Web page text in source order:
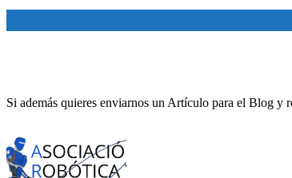
Si además quieres enviarnos un Artículo para el Blog y